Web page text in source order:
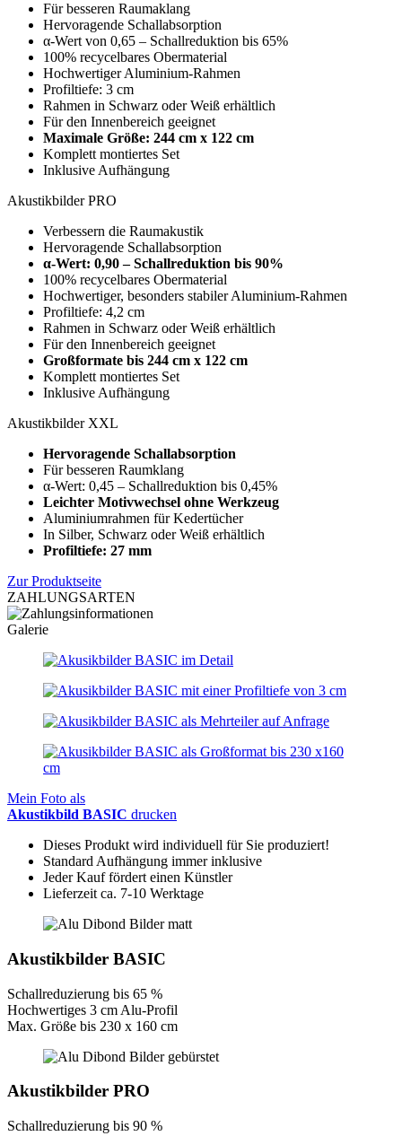
Für besseren Raumaklang
Hervoragende Schallabsorption
α-Wert von 0,65 – Schallreduktion bis 65%
100% recycelbares Obermaterial
Hochwertiger Aluminium-Rahmen
Profiltiefe: 3 cm
Rahmen in Schwarz oder Weiß erhältlich
Für den Innenbereich geeignet
Maximale Größe: 244 cm x 122 cm
Komplett montiertes Set
Inklusive Aufhängung
Akustikbilder PRO
Verbessern die Raumakustik
Hervoragende Schallabsorption
α-Wert: 0,90 – Schallreduktion bis 90%
100% recycelbares Obermaterial
Hochwertiger, besonders stabiler Aluminium-Rahmen
Profiltiefe: 4,2 cm
Rahmen in Schwarz oder Weiß erhältlich
Für den Innenbereich geeignet
Großformate bis 244 cm x 122 cm
Komplett montiertes Set
Inklusive Aufhängung
Akustikbilder XXL
Hervoragende Schallabsorption
Für besseren Raumklang
α-Wert: 0,45 – Schallreduktion bis 0,45%
Leichter Motivwechsel ohne Werkzeug
Aluminiumrahmen für Kedertücher
In Silber, Schwarz oder Weiß erhältlich
Profiltiefe: 27 mm
Zur Produktseite
ZAHLUNGSARTEN
Galerie
Mein Foto als
Akustikbild BASIC drucken
Dieses Produkt wird individuell für Sie produziert!
Standard Aufhängung immer inklusive
Jeder Kauf fördert einen Künstler
Lieferzeit ca. 7-10 Werktage
Akustikbilder BASIC
Schallreduzierung bis 65 %
Hochwertiges 3 cm Alu-Profil
Max. Größe bis 230 x 160 cm
Akustikbilder PRO
Schallreduzierung bis 90 %